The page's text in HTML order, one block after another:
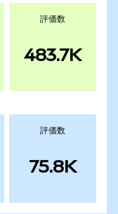
評価数
483.7K
評価数
75.8K